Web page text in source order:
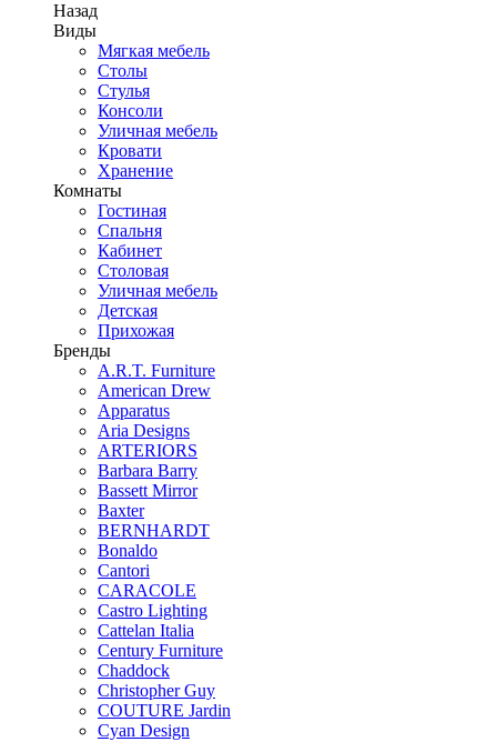
Назад
Виды
Мягкая мебель
Столы
Стулья
Консоли
Уличная мебель
Кровати
Хранение
Комнаты
Гостиная
Спальня
Кабинет
Столовая
Уличная мебель
Детская
Прихожая
Бренды
A.R.T. Furniture
American Drew
Apparatus
Aria Designs
ARTERIORS
Barbara Barry
Bassett Mirror
Baxter
BERNHARDT
Bonaldo
Cantori
CARACOLE
Castro Lighting
Cattelan Italia
Century Furniture
Chaddock
Christopher Guy
COUTURE Jardin
Cyan Design